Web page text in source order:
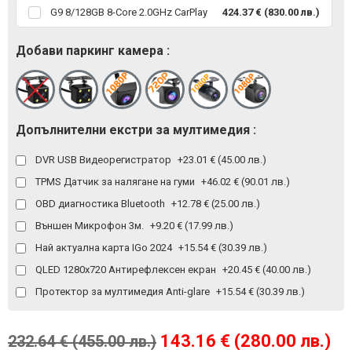
143.16 € (280.00 лв.)
232.64 € (455.00 лв.)
G9 8/128GB 8-Core 2.0GHz CarPlay 424.37 € (830.00 лв.)
Добави паркинг камера :
Допълнителни екстри за мултимедия :
DVR USB Видеорегистратор +23.01 € (45.00 лв.)
TPMS Датчик за налягане на гуми +46.02 € (90.01 лв.)
OBD диагностика Bluetooth +12.78 € (25.00 лв.)
Външен Микрофон 3м.
+9.20 € (17.99 лв.)
Най актуална карта IGo 2024 +15.54 € (30.39 лв.)
QLED 1280x720 Антирефлексен екран +20.45 € (40.00 лв.)
Протектор за мултимедия Anti-glare +15.54 € (30.39 лв.)